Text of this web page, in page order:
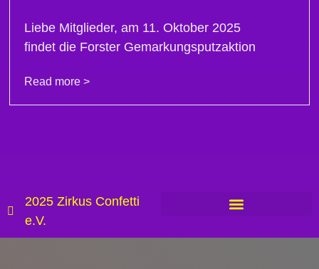
Liebe Mitglieder, am 11. Oktober 2025
findet die Forster Gemarkungsputzaktion
Read more >
2025 Zirkus Confetti
e.V.